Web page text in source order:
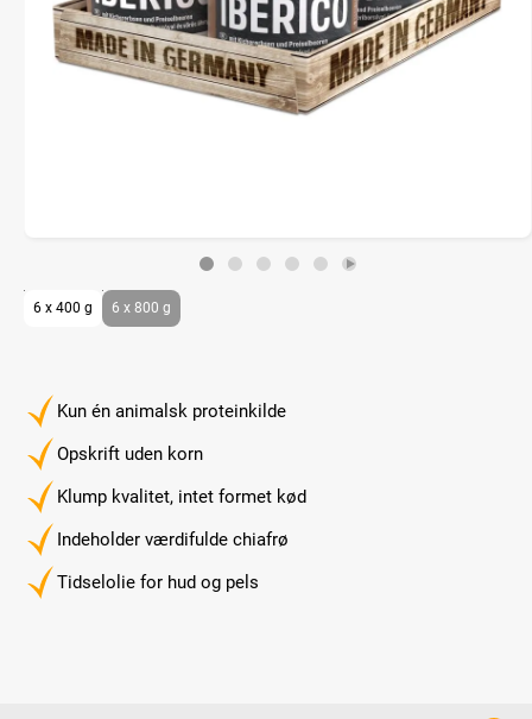
Kun én animalsk proteinkilde
Opskrift uden korn
Klump kvalitet, intet formet kød
Indeholder værdifulde chiafrø
Tidselolie for hud og pels
6 x 400 g 6 x 800 g